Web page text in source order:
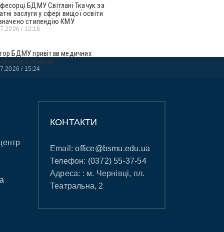
БДМУ Світлані Ткачук за
заслуги у сфері вищої освіти
стипендію КМУ
12:18
БДМУ привітав медичних
Буковини
15:24
КОНТАКТИ
Email:office@bsmu.edu.ua
Телефон: (0372) 55-37-54
Адреса: : м. Чернівці, пл.
Театральна, 2